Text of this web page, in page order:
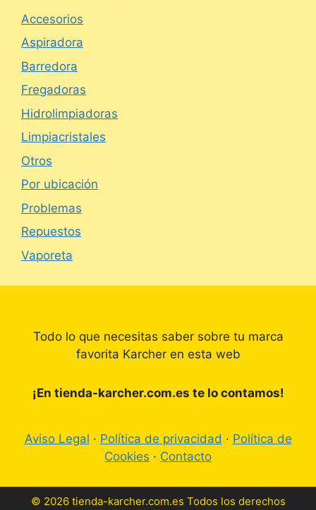
Accesorios
Aspiradora
Barredora
Fregadoras
Hidrolimpiadoras
Limpiacristales
Otros
Por ubicación
Problemas
Repuestos
Vaporeta
Todo lo que necesitas saber sobre tu marca
favorita Karcher en esta web
¡En tienda-karcher.com.es te lo contamos!
Aviso Legal · Política de privacidad · Política de
Cookies · Contacto
© 2026 tienda-karcher.com.es Todos los derechos